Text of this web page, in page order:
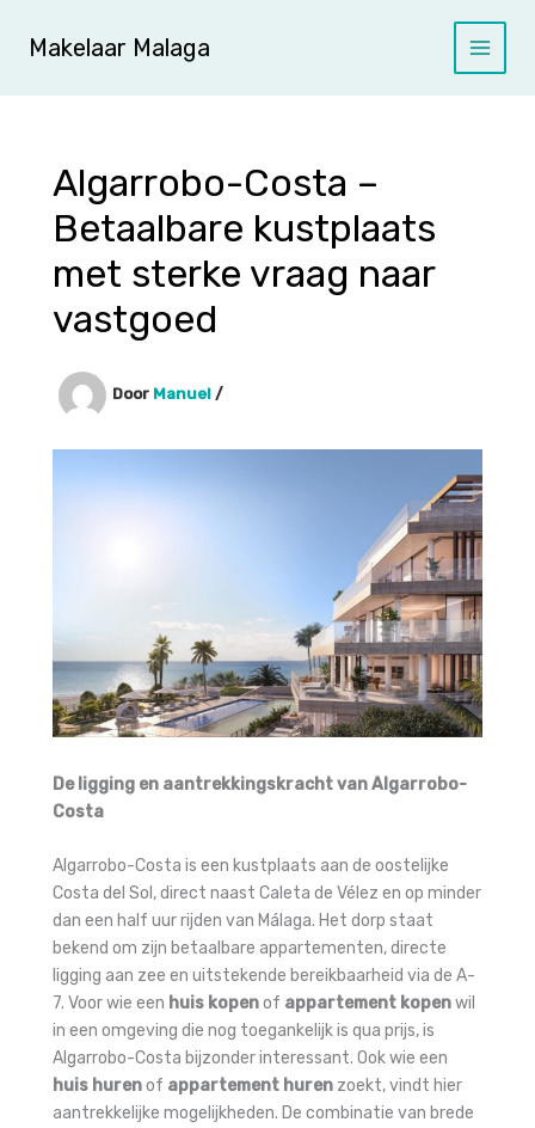
naar
inhoud
Makelaar Malaga
Algarrobo-Costa –
Betaalbare kustplaats
met sterke vraag naar
vastgoed
Door Manuel /
De ligging en aantrekkingskracht van Algarrobo-
Costa
Algarrobo-Costa is een kustplaats aan de oostelijke
Costa del Sol, direct naast Caleta de Vélez en op minder
dan een half uur rijden van Málaga. Het dorp staat
bekend om zijn betaalbare appartementen, directe
ligging aan zee en uitstekende bereikbaarheid via de A-
7. Voor wie een huis kopenof appartement kopenwil
in een omgeving die nog toegankelijk is qua prijs, is
Algarrobo-Costa bijzonder interessant. Ook wie een
huis hurenof appartement huren zoekt, vindt hier
aantrekkelijke mogelijkheden. De combinatie van brede